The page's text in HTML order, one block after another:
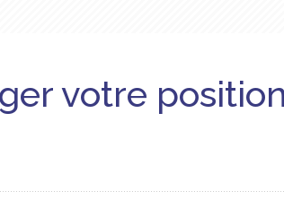
votre position